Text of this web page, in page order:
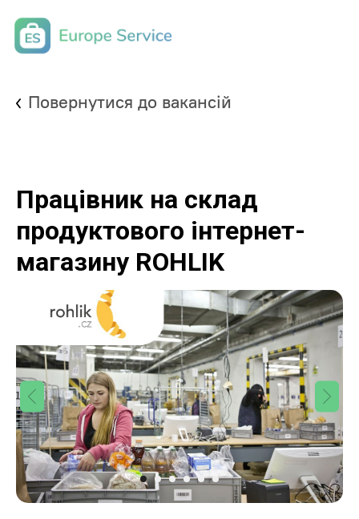
Повернутися до вакансій
Працівник на склад
продуктового інтернет-
магазину ROHLIK